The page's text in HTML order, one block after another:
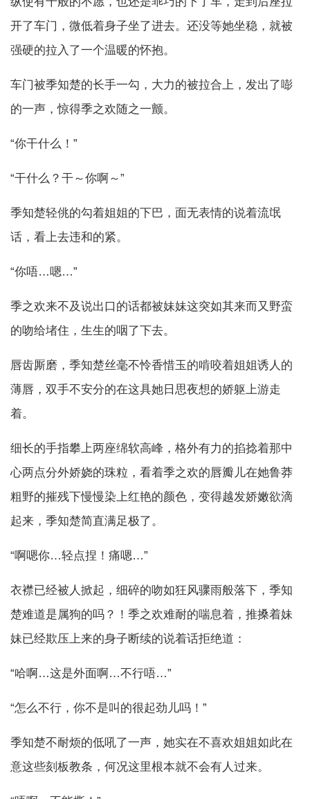
开了车门，微低着身子坐了进去。还没等她坐稳，就被
强硬的拉入了一个温暖的怀抱。
车门被季知楚的长手一勾，大力的被拉合上，发出了嘭
的一声，惊得季之欢随之一颤。
“你干什么！”
“干什么？干～你啊～”
季知楚轻佻的勾着姐姐的下巴，面无表情的说着流氓
话，看上去违和的紧。
“你唔…嗯…”
季之欢来不及说出口的话都被妹妹这突如其来而又野蛮
的吻给堵住，生生的咽了下去。
唇齿厮磨，季知楚丝毫不怜香惜玉的啃咬着姐姐诱人的
薄唇，双手不安分的在这具她日思夜想的娇躯上游走
着。
细长的手指攀上两座绵软高峰，格外有力的掐捻着那中
心两点分外娇娆的珠粒，看着季之欢的唇瓣儿在她鲁莽
粗野的摧残下慢慢染上红艳的颜色，变得越发娇嫩欲滴
起来，季知楚简直满足极了。
“啊嗯你…轻点捏！痛嗯…”
衣襟已经被人掀起，细碎的吻如狂风骤雨般落下，季知
楚难道是属狗的吗？！季之欢难耐的喘息着，推搡着妹
妹已经欺压上来的身子断续的说着话拒绝道：
“哈啊…这是外面啊…不行唔…”
“怎么不行，你不是叫的很起劲儿吗！”
季知楚不耐烦的低吼了一声，她实在不喜欢姐姐如此在
意这些刻板教条，何况这里根本就不会有人过来。